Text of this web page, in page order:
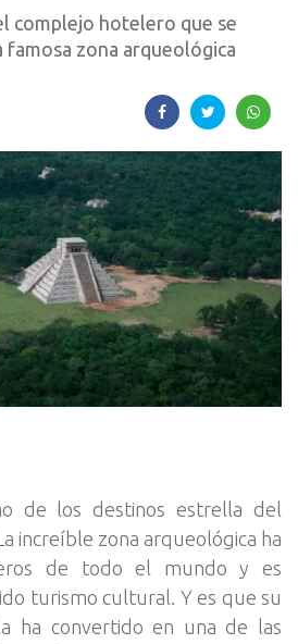
complejo hotelero que se
zona arqueológica
de los destinos estrella del
increíble zona arqueológica ha
de todo el mundo y es
turismo cultural. Y es que su
ha convertido en una de las